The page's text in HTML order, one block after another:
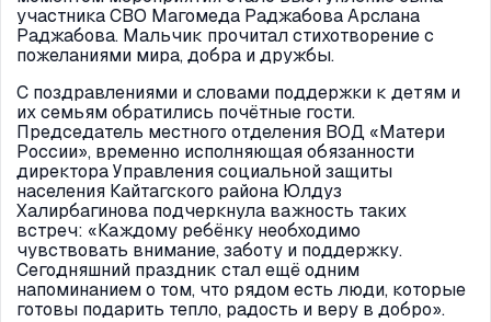
участника СВО Магомеда Раджабова Арслана
Раджабова. Мальчик прочитал стихотворение с
пожеланиями мира, добра и дружбы.
С поздравлениями и словами поддержки к детям и
их семьям обратились почётные гости.
Председатель местного отделения ВОД «Матери
России», временно исполняющая обязанности
директора Управления социальной защиты
населения Кайтагского района Юлдуз
Халирбагинова подчеркнула важность таких
встреч: «Каждому ребёнку необходимо
чувствовать внимание, заботу и поддержку.
Сегодняшний праздник стал ещё одним
напоминанием о том, что рядом есть люди, которые
готовы подарить тепло, радость и веру в добро».